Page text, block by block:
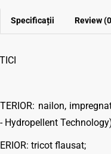
Specificații Review
nailon,
Hydropellent
tricot flausat;